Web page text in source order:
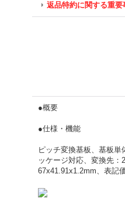
返品特約に関する重要
●概要
●仕様・機能
ピッチ変換基板、基板
ッケージ対応、変換先
67x41.91x1.2mm、表記